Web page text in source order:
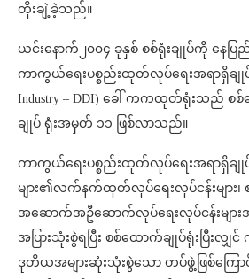
တိုးချဲ့ခဲ့သည်။
ယင်းနောက်၂၀၀၄ ခုနှစ် စစ်ရုံးချုပ်ကို နေပြ
ကာကွယ်ရေးပစ္စည်းထုတ်လုပ်ရေးအရာရှိချုပ်ရုံး
Industry – DDI) ခေါ် ကကထုတ်ရုံးသည် စ
ချုပ် ရုံးအမှတ် ၁၁ ဖြစ်လာသည်။
ကာကွယ်ရေးပစ္စည်းထုတ်လုပ်ရေးအရာရှိခ
များ၏လက်နက်ထုတ်လုပ်ရေးလုပ်ငန်းများ၊
အဆောက်အဦဆောက်လုပ်ရေးလုပ်ငန်းများ
အပြားသုံးစွဲရပြီး စစ်ထောက်ချုပ်ရုံးပြီး
ဒုတိယအများဆုံးသုံးစွဲသော တပ်ဖွဲ့ဖြစ်ကြေ